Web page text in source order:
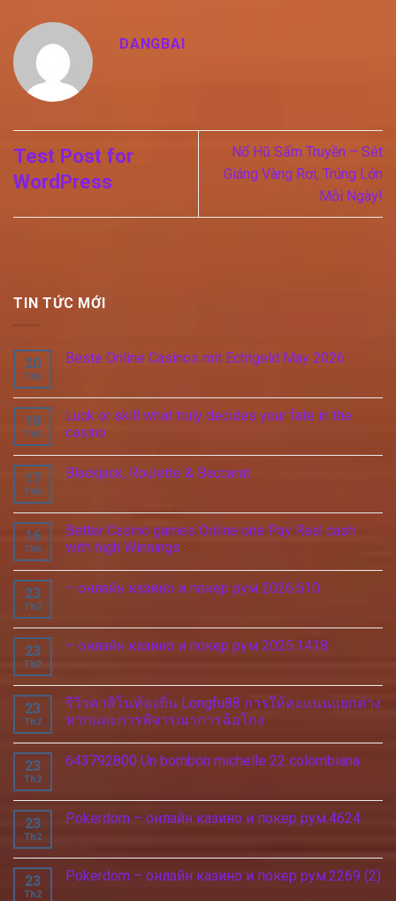
DANGBAI
Test Post for
WordPress
Nổ Hũ Sấm Truyền – Sét
Giáng Vàng Rơi, Trúng Lớn
Mỗi Ngày!
TIN TỨC MỚI
20
Th5
Beste Online Casinos mit Echtgeld May 2026
18
Th5
Luck or skill what truly decides your fate in the
casino
17
Th5
Blackjack, Roulette & Baccarat
16
Th5
Better Casino games Online one Pay Real cash
with high Winnings
23
Th2
– онлайн казино и покер рум 2026.610
23
Th2
– онлайн казино и покер рум 2025.1418
23
Th2
รีวิวคาสิโนท้องถิ่น Longfu88 การให้คะแนนแยกต่าง
หากและการพิจารณาการฉ้อโกง
23
Th2
643792800 Un bombón michelle 22 colombiana
23
Th2
Pokerdom – онлайн казино и покер рум.4624
23
Th2
Pokerdom – онлайн казино и покер рум.2269 (2)